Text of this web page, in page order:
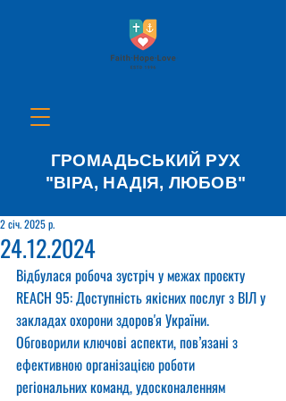
ГРОМАДЬСЬКИЙ РУХ
"ВІРА, НАДІЯ, ЛЮБОВ"
24.12.2024
2 січ. 2025 р.
Відбулася робоча зустріч у межах проєкту
REACH 95: Доступність якісних послуг з ВІЛ у
закладах охорони здоров'я України.
Обговорили ключові аспекти, пов’язані з
ефективною організацією роботи
регіональних команд, удосконаленням